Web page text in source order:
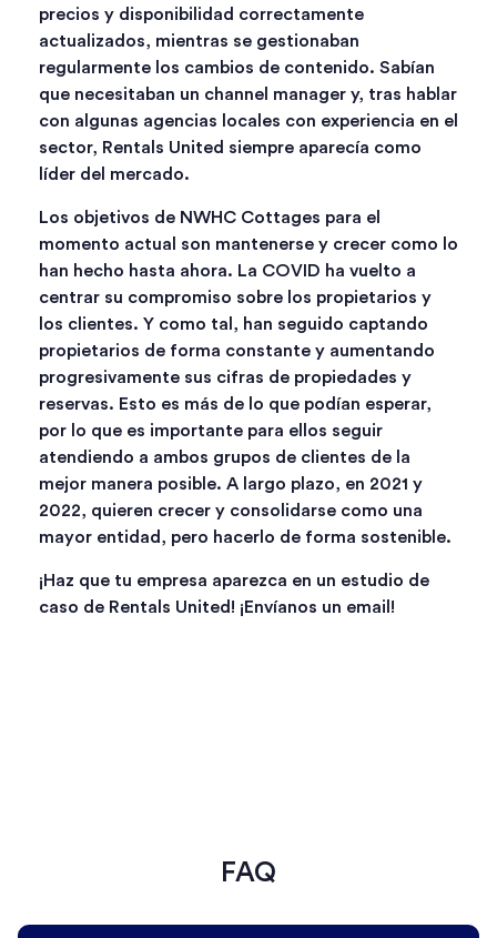
precios y disponibilidad correctamente
actualizados, mientras se gestionaban
regularmente los cambios de contenido. Sabían
que necesitaban un channel manager y, tras hablar
con algunas agencias locales con experiencia en el
sector, Rentals United siempre aparecía como
líder del mercado.
Los objetivos de NWHC Cottages para el
momento actual son mantenerse y crecer como lo
han hecho hasta ahora. La COVID ha vuelto a
centrar su compromiso sobre los propietarios y
los clientes. Y como tal, han seguido captando
propietarios de forma constante y aumentando
progresivamente sus cifras de propiedades y
reservas. Esto es más de lo que podían esperar,
por lo que es importante para ellos seguir
atendiendo a ambos grupos de clientes de la
mejor manera posible. A largo plazo, en 2021 y
2022, quieren crecer y consolidarse como una
mayor entidad, pero hacerlo de forma sostenible.
¡Haz que tu empresa aparezca en un estudio de
caso de Rentals United! ¡Envíanos un email!
FAQ